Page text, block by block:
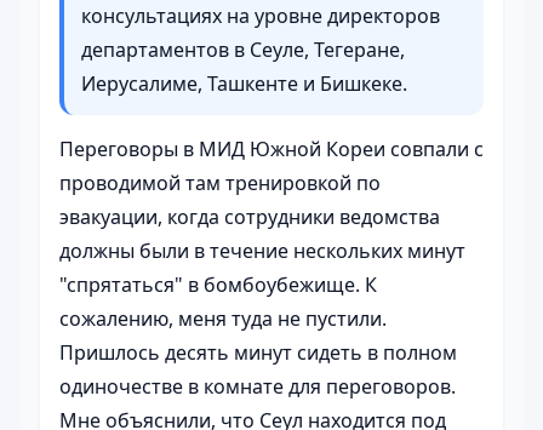
консультациях на уровне директоров
департаментов в Сеуле, Тегеране,
Иерусалиме, Ташкенте и Бишкеке.
Переговоры в МИД Южной Кореи совпали с
проводимой там тренировкой по
эвакуации, когда сотрудники ведомства
должны были в течение нескольких минут
"спрятаться" в бомбоубежище. К
сожалению, меня туда не пустили.
Пришлось десять минут сидеть в полном
одиночестве в комнате для переговоров.
Мне объяснили, что Сеул находится под